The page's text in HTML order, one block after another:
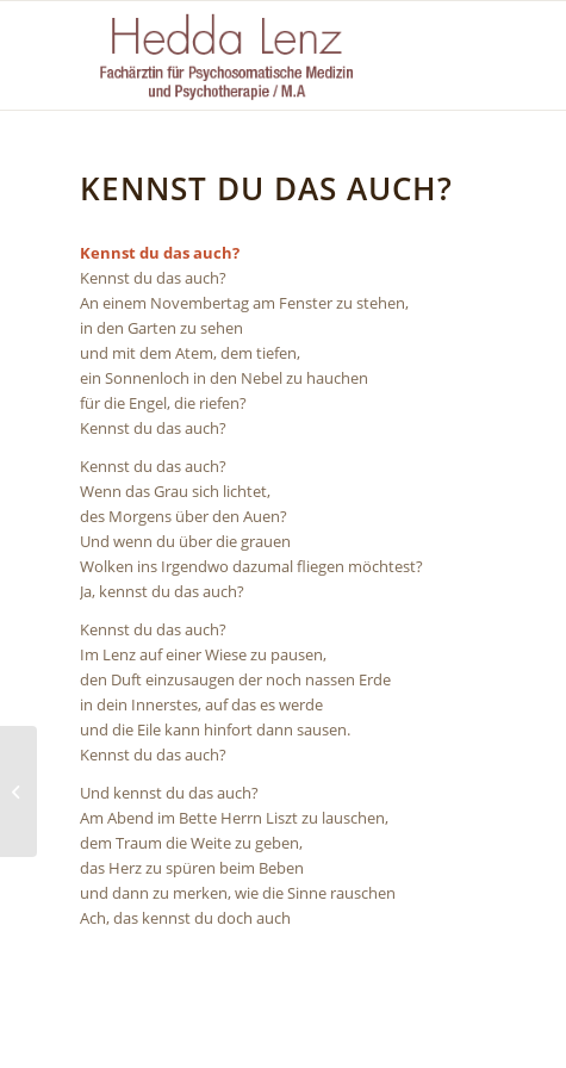
KENNST DU DAS AUCH?
Kennst du das auch?
Kennst du das auch?
An einem Novembertag am Fenster zu stehen,
in den Garten zu sehen
und mit dem Atem, dem tiefen,
ein Sonnenloch in den Nebel zu hauchen
für die Engel, die riefen?
Kennst du das auch?
Kennst du das auch?
Wenn das Grau sich lichtet,
des Morgens über den Auen?
Und wenn du über die grauen
Wolken ins Irgendwo dazumal fliegen möchtest?
Ja, kennst du das auch?
Kennst du das auch?
Im Lenz auf einer Wiese zu pausen,
den Duft einzusaugen der noch nassen Erde
in dein Innerstes, auf das es werde
und die Eile kann hinfort dann sausen.
Kennst du das auch?
Und kennst du das auch?
Am Abend im Bette Herrn Liszt zu lauschen,
dem Traum die Weite zu geben,
das Herz zu spüren beim Beben
und dann zu merken, wie die Sinne rauschen
Ach, das kennst du doch auch
Stilles Staunen